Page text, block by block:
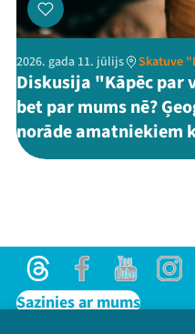
2026. gada 11. jūlijs Skatuve
Diskusija "Kāpēc par
bet par mums nē?
norāde amatniekiem
ThreadsFacebookYoutube
Sazinies ar mums